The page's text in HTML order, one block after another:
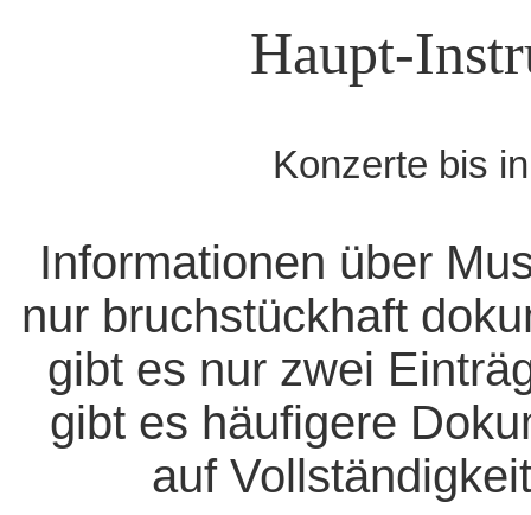
Haupt-
Konzerte bis
Informationen über
nur bruchstückhaft
gibt es nur zwei
gibt es häufigere
auf